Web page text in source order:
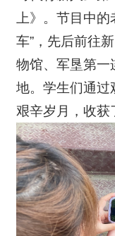
上》。节目中
车”，先后前往
物馆、军垦第一
地。学生们通过
艰辛岁月，收获